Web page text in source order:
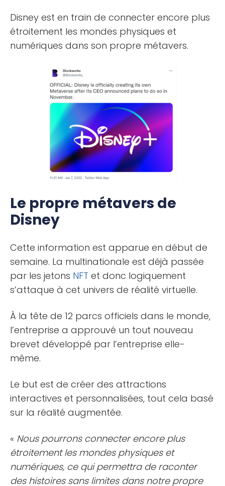
Disney est en train de connecter encore plus
étroitement les mondes physiques et
numériques dans son propre métavers.
Le propre métavers de
Disney
Cette information est apparue en début de
semaine. La multinationale est déjà passée
par les jetons NFT et donc logiquement
s’attaque à cet univers de réalité virtuelle.
À la tête de 12 parcs officiels dans le monde,
l’entreprise a approuvé un tout nouveau
brevet développé par l’entreprise elle-
même.
Le but est de créer des attractions
interactives et personnalisées, tout cela basé
sur la réalité augmentée.
« Nous pourrons connecter encore plus
étroitement les mondes physiques et
numériques, ce qui permettra de raconter
des histoires sans limites dans notre propre